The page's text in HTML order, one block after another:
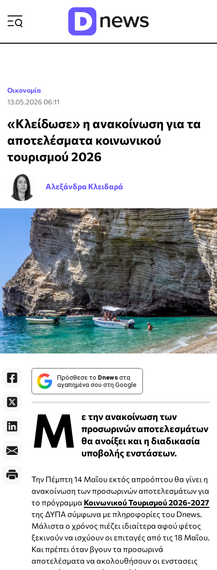
Οικονομία
13.05.2026 06:11
«Κλείδωσε» η ανακοίνωση για τα
αποτελέσματα κοινωνικού
τουρισμού 2026
Αλεξάνδρα Κλειδαρά
Πρόσθεσε το Dnews στα
αγαπημένα σου στη Google
Μ
ε την ανακοίνωση των
προσωρινών αποτελεσμάτων
θα ανοίξει και η διαδικασία
υποβολής ενστάσεων.
Την Πέμπτη 14 Μαΐου εκτός απροόπτου θα γίνει η
ανακοίνωση των προσωρινών αποτελεσμάτων για
το πρόγραμμα Κοινωνικού Τουρισμού 2026-2027
της ΔΥΠΑ σύμφωνα με πληροφορίες του Dnews.
Μάλιστα ο χρόνος πιέζει ιδιαίτερα αφού φέτος
ξεκινούν να ισχύουν οι επιταγές από τις 18 Μαΐου.
Και πρέπει όταν βγουν τα προσωρινά
αποτελέσματα να ακολουθήσουν οι ενστασεις